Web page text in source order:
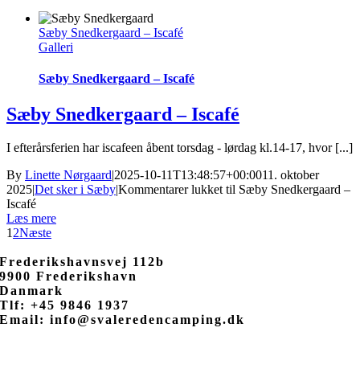
Sæby Snedkergaard – Iscafé
Galleri
Sæby Snedkergaard – Iscafé
Sæby Snedkergaard – Iscafé
I efterårsferien har iscafeen åbent torsdag - lørdag kl.14-17, hvor [...]
By Linette Nørgaard|2025-10-11T13:48:57+00:0011. oktober
2025|Det sker i Sæby|Kommentarer lukkettil Sæby Snedkergaard –
Iscafé
Læs mere
12Næste
Frederikshavnsvej 112b
9900 Frederikshavn
Danmark
Tlf: +45 9846 1937
Email: info@svaleredencamping.dk